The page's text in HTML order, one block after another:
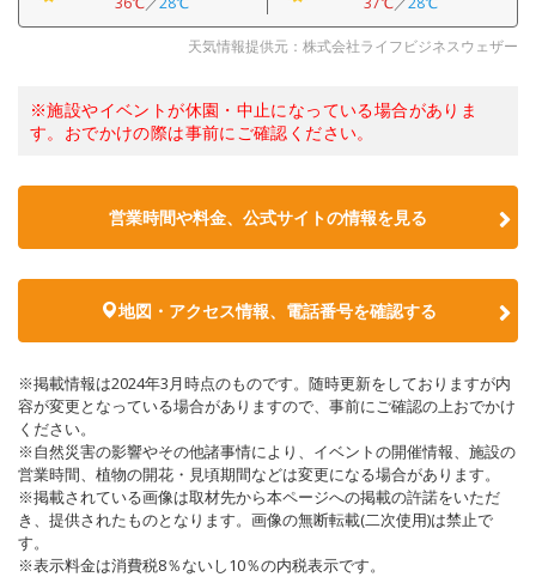
天気情報提供元：株式会社ライフビジネスウェザー
※施設やイベントが休園・中止になっている場合がありま
す。おでかけの際は事前にご確認ください。
営業時間や料金、公式サイトの情報を見る
地図・アクセス情報、電話番号を確認する
※掲載情報は2024年3月時点のものです。随時更新をしておりますが内
容が変更となっている場合がありますので、事前にご確認の上おでかけ
ください。
※自然災害の影響やその他諸事情により、イベントの開催情報、施設の
営業時間、植物の開花・見頃期間などは変更になる場合があります。
※掲載されている画像は取材先から本ページへの掲載の許諾をいただ
き、提供されたものとなります。画像の無断転載(二次使用)は禁止で
す。
※表示料金は消費税8％ないし10％の内税表示です。